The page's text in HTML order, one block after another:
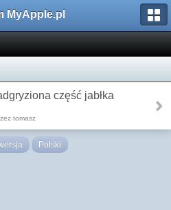
MyApple.pl
część jabłka
tomasz
Polski